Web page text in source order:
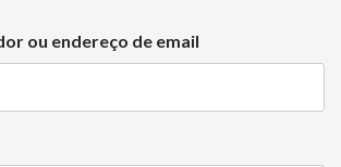
ou endereço de email